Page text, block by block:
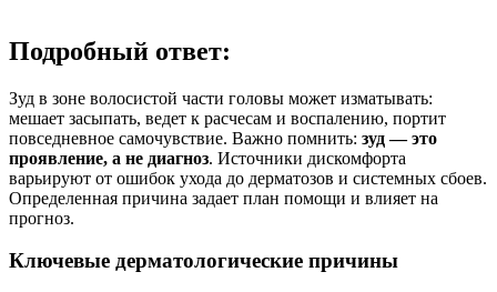
Подробный ответ:
Зуд в зоне волосистой части головы может изматывать:
мешает засыпать, ведет к расчесам и воспалению, портит
повседневное самочувствие. Важно помнить: зуд — это
проявление, а не диагноз. Источники дискомфорта
варьируют от ошибок ухода до дерматозов и системных сбоев.
Определенная причина задает план помощи и влияет на
прогноз.
Ключевые дерматологические причины